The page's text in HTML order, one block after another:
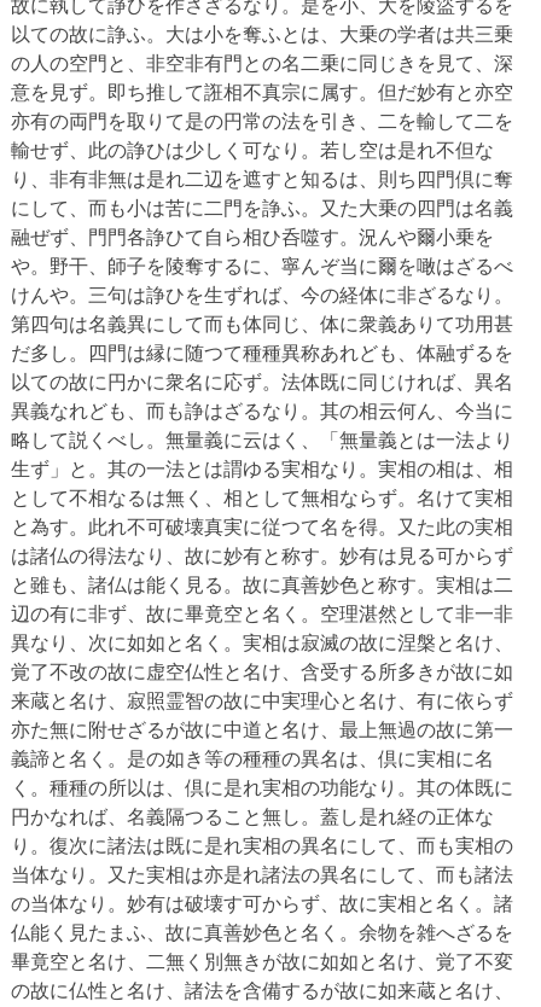
故に執して諍ひを作さざるなり。是を小、大を陵盜するを
以ての故に諍ふ。大は小を奪ふとは、大乗の学者は共三乗
の人の空門と、非空非有門との名二乗に同じきを見て、深
意を見ず。即ち推して誑相不真宗に属す。但だ妙有と亦空
亦有の両門を取りて是の円常の法を引き、二を輸して二を
輸せず、此の諍ひは少しく可なり。若し空は是れ不但な
り、非有非無は是れ二辺を遮すと知るは、則ち四門倶に奪
にして、而も小は苦に二門を諍ふ。又た大乗の四門は名義
融ぜず、門門各諍ひて自ら相ひ呑噬す。況んや爾小乗を
や。野干、師子を陵奪するに、寧んぞ当に爾を噉はざるべ
けんや。三句は諍ひを生ずれば、今の経体に非ざるなり。
第四句は名義異にして而も体同じ、体に衆義ありて功用甚
だ多し。四門は縁に随つて種種異称あれども、体融ずるを
以ての故に円かに衆名に応ず。法体既に同じければ、異名
異義なれども、而も諍はざるなり。其の相云何ん、今当に
略して説くべし。無量義に云はく、「無量義とは一法より
生ず」と。其の一法とは謂ゆる実相なり。実相の相は、相
として不相なるは無く、相として無相ならず。名けて実相
と為す。此れ不可破壊真実に従つて名を得。又た此の実相
は諸仏の得法なり、故に妙有と称す。妙有は見る可からず
と雖も、諸仏は能く見る。故に真善妙色と称す。実相は二
辺の有に非ず、故に畢竟空と名く。空理湛然として非一非
異なり、次に如如と名く。実相は寂滅の故に涅槃と名け、
覚了不改の故に虚空仏性と名け、含受する所多きが故に如
来蔵と名け、寂照霊智の故に中実理心と名け、有に依らず
亦た無に附せざるが故に中道と名け、最上無過の故に第一
義諦と名く。是の如き等の種種の異名は、倶に実相に名
く。種種の所以は、倶に是れ実相の功能なり。其の体既に
円かなれば、名義隔つること無し。蓋し是れ経の正体な
り。復次に諸法は既に是れ実相の異名にして、而も実相の
当体なり。又た実相は亦是れ諸法の異名にして、而も諸法
の当体なり。妙有は破壊す可からず、故に実相と名く。諸
仏能く見たまふ、故に真善妙色と名く。余物を雑へざるを
畢竟空と名け、二無く別無きが故に如如と名け、覚了不変
の故に仏性と名け、諸法を含備するが故に如来蔵と名け、